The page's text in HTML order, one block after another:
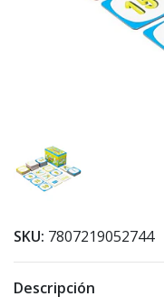
SKU: 7807219052744
Descripción